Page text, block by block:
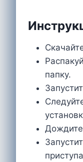
папку.